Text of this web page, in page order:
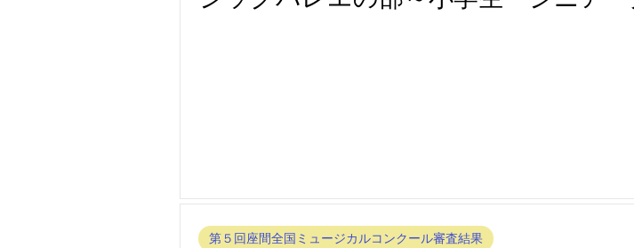
第５回座間全国ミュージカルコンクール審査結果